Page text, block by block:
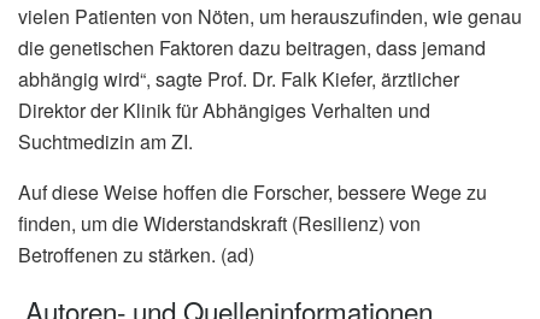
vielen Patienten von Nöten, um herauszufinden, wie genau
die genetischen Faktoren dazu beitragen, dass jemand
abhängig wird“, sagte Prof. Dr. Falk Kiefer, ärztlicher
Direktor der Klinik für Abhängiges Verhalten und
Suchtmedizin am ZI.
Auf diese Weise hoffen die Forscher, bessere Wege zu
finden, um die Widerstandskraft (Resilienz) von
Betroffenen zu stärken. (ad)
Autoren- und Quelleninformationen